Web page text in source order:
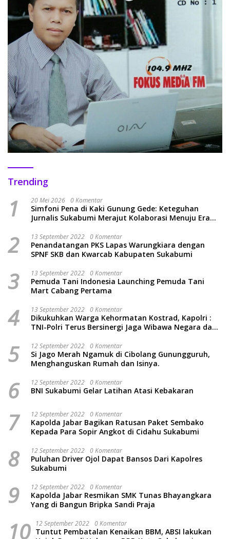
Trending
1 20 Mei 2026 0 Komentar
Simfoni Pena di Kaki Gunung Gede: Keteguhan
Jurnalis Sukabumi Merajut Kolaborasi Menuju Era
2 13 September 2022 0 Komentar
Penandatangan PKS Lapas Warungkiara dengan
SPNF SKB dan Kwarcab Kabupaten Sukabumi
3 13 September 2022 0 Komentar
Pemuda Tani Indonesia Launching Pemuda Tani
Mart Cabang Pertama
4 13 September 2022 0 Komentar
Dikukuhkan Warga Kehormatan Kostrad, Kapolri :
TNI-Polri Terus Bersinergi Jaga Wibawa Negara dan
5 12 September 2022 0 Komentar
Si Jago Merah Ngamuk di Cibolang Gunungguruh,
Menghanguskan Rumah dan Isinya.
6 12 September 2022 0 Komentar
BNI Sukabumi Gelar Latihan Atasi Kebakaran
7 12 September 2022 0 Komentar
Kapolda Jabar Bagikan Ratusan Paket Sembako
Kepada Para Sopir Angkot di Cidahu Sukabumi
8 12 September 2022 0 Komentar
Puluhan Driver Ojol Dapat Bansos Dari Kapolres
Sukabumi
9 12 September 2022 0 Komentar
Kapolda Jabar Resmikan SMK Tunas Bhayangkara
Yang di Bangun Bripka Sandi Praja
10 12 September 2022 0 Komentar
Tuntut Pembatalan Kenaikan BBM, ABSI lakukan